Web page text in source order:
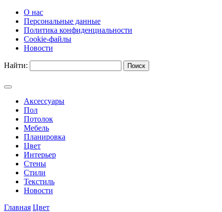
О нас
Персональные данные
Политика конфиденциальности
Cookie-файлы
Новости
Найти:
Аксессуары
Пол
Потолок
Мебель
Планировка
Цвет
Интерьер
Стены
Стили
Текстиль
Новости
Главная Цвет